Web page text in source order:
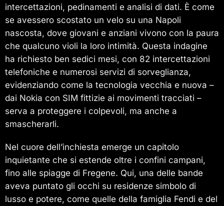
intercettazioni, pedinamenti e analisi di dati. È come
se avessero scostato un velo su una Napoli
nascosta, dove giovani e anziani vivono con la paura
che qualcuno violi la loro intimità. Questa indagine
ha richiesto ben sedici mesi, con 82 intercettazioni
telefoniche e numerosi servizi di sorveglianza,
evidenziando come la tecnologia vecchia e nuova –
dai Nokia con SIM fittizie ai movimenti tracciati –
serva a proteggere i colpevoli, ma anche a
smascherarli.
Nel cuore dell’inchiesta emerge un capitolo
inquietante che si estende oltre i confini campani,
fino alle spiagge di Fregene. Qui, una delle bande
aveva puntato gli occhi su residenze simbolo di
lusso e potere, come quelle della famiglia Fendi e del